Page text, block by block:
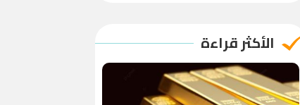
الدينار الأردني
-1.0000
-1.0000
الأكثر قراءة